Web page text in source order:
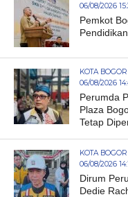
06/08/2026
Pemkot
KOTA BOGOR
06/08/2026
Perumda
Plaza
Tetap
KOTA BOGOR
06/08/2026
Dirum
Dedie